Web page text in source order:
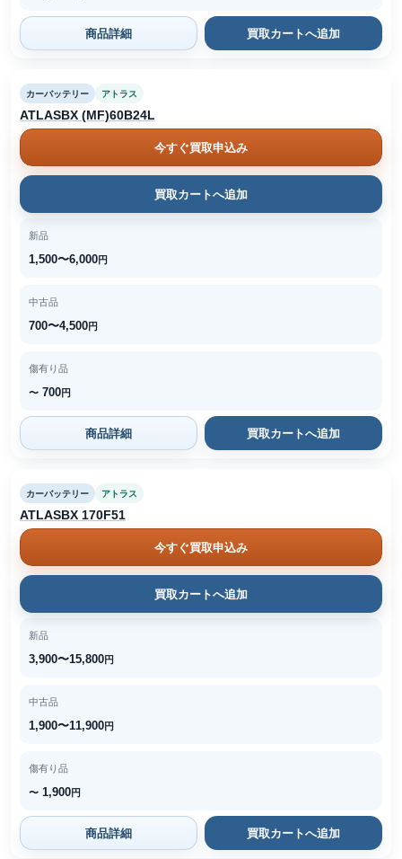
商品詳細 買取カートへ追加
カーバッテリー アトラス
ATLASBX (MF)60B24L
今すぐ買取申込み
買取カートへ追加
新品
1,500〜6,000円
中古品
700〜4,500円
傷有り品
〜 700円
商品詳細 買取カートへ追加
カーバッテリー アトラス
ATLASBX 170F51
今すぐ買取申込み
買取カートへ追加
新品
3,900〜15,800円
中古品
1,900〜11,900円
傷有り品
〜 1,900円
商品詳細 買取カートへ追加